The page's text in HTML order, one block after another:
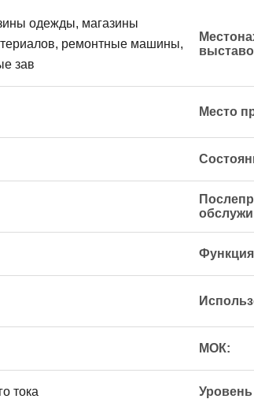
одежды, магазины
ремонтные машины,
зав
Место
МОК:
тока